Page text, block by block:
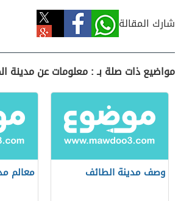
شارك المقالة
مواضيع ذات صلة بـ : معلومات عن مدينة
وصف مدينة الطائف معالم